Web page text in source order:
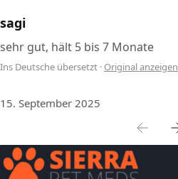
sagi
sehr gut, hält 5 bis 7 Monate
Ins Deutsche übersetzt · Original anzeigen
15. September 2025